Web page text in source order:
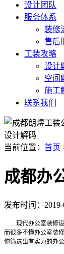
设计团队
服务体系
装修
售后
工装攻略
设计
空间
施工
联系我们
设计解码
当前位置： 首页
成都办
发布时间：
现代办公室装修设
而很多不懂办公室装
你筛选出有实力的办